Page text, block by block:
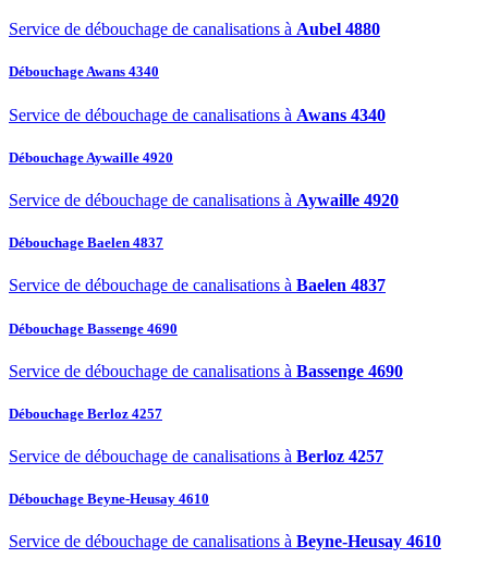
Service de débouchage de canalisations à Aubel 4880
Débouchage Awans 4340
Service de débouchage de canalisations à Awans 4340
Débouchage Aywaille 4920
Service de débouchage de canalisations à Aywaille 4920
Débouchage Baelen 4837
Service de débouchage de canalisations à Baelen 4837
Débouchage Bassenge 4690
Service de débouchage de canalisations à Bassenge 4690
Débouchage Berloz 4257
Service de débouchage de canalisations à Berloz 4257
Débouchage Beyne-Heusay 4610
Service de débouchage de canalisations à Beyne-Heusay 4610